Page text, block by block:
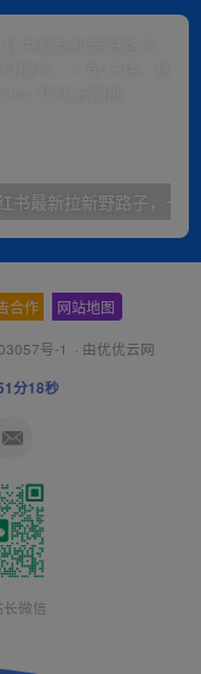
合作 网站地图
号-1 · 由优优云网
分19秒
微信